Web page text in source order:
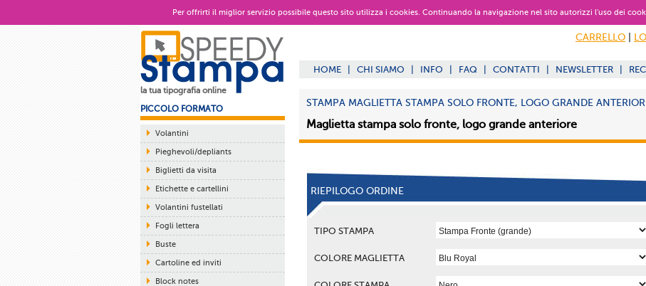
Per offrirti il miglior servizio possibile questo sito utilizza i cookies. Continuando la navigazione nel sito autorizzi l’uso dei
la tua tipografia online
PICCOLO FORMATO
Volantini
Pieghevoli/depliants
Biglietti da visita
Etichette e cartellini
Volantini fustellati
Fogli lettera
Buste
Cartoline ed inviti
Block notes
CARRELLO
HOME CHI SIAMO INFO FAQ CONTATTI NEWSLETTER
STAMPA MAGLIETTA STAMPA SOLO FRONTE, LOGO GRANDE
Maglietta stampa solo fronte, logo grande anteriore
RIEPILOGO ORDINE
TIPO STAMPA
COLORE MAGLIETTA